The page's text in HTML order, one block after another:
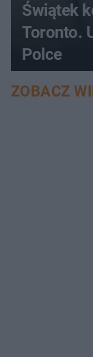
Świątek
Toronto.
Polce
ZOBACZ